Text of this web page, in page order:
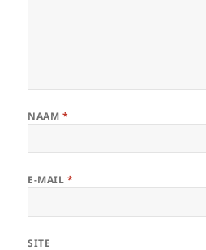
NAAM *
E-MAIL *
SITE